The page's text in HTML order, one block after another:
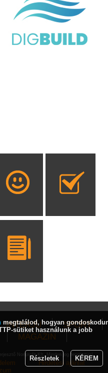
INTERJÚ
SPORT
MAGAZIN
Nonprofit Kft. Minden jog fenntartva!
Hirdetési ajánlat
megtalálod, hogyan
sütiket használunk a jobb
Részletek
KÉREM